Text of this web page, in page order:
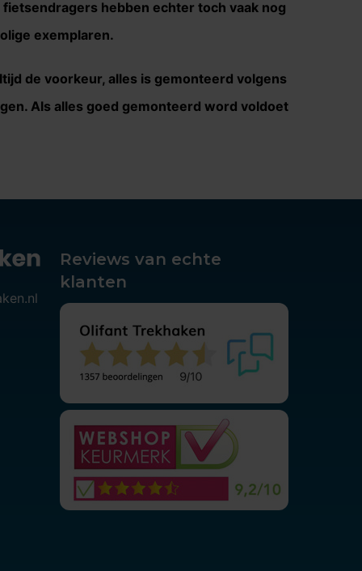
hebben echter toch vaak nog
exemplaren.
de voorkeur, alles is gemonteerd volgens
Als alles goed gemonteerd word voldoet
Reviews van echte
klanten